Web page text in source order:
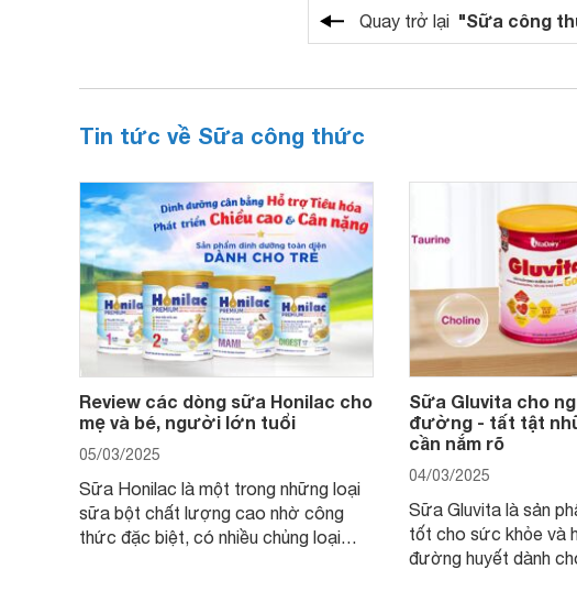
Quay trở lại "Sữa công
Tin tức về Sữa công thức
Review các dòng sữa Honilac cho
mẹ và bé, người lớn tuổi
05/03/2025
Sữa Honilac là một trong những loại
sữa bột chất lượng cao nhờ công
thức đặc biệt, có nhiều chủng loại
Sữa Gluvita cho
đường - tất tật
cần nắm rõ
04/03/2025
Sữa Gluvita là sản
tốt cho sức khỏe và
đường huyết dành